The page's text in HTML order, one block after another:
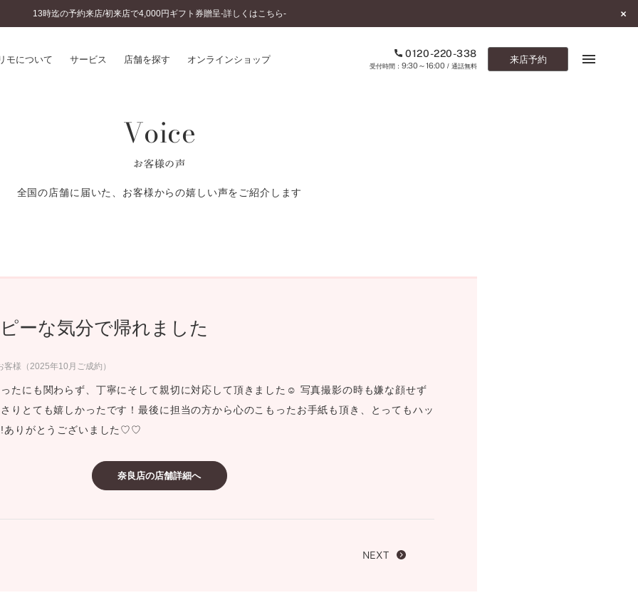
13時迄の予約来店/初来店で4,000円ギフト券贈呈-詳しくはこちら-
モについて サービス 店舗を探す オンラインショップ 0120-220-338
9:30～16:00/ 通話無料
来店予約
のこだわり
スダイヤモンド&バースストー
ーズサポート
プ
婚約指輪とは
結婚指輪とは
セットリングとは
ショップブログ
Voice
お客様の声
全国の店舗に届いた、お客様からの嬉しい声をご紹介します
ーな気分で帰れました
様（2025年10月ご成約）
たにも関わらず、丁寧にそして親切に対応して頂きました☺︎ 写真撮影の時も嫌な顔せず
りとても嬉しかったです！最後に担当の方から心のこもったお手紙も頂き、とってもハッ
!ありがとうございました♡♡
奈良店の店舗詳細へ
NEXT